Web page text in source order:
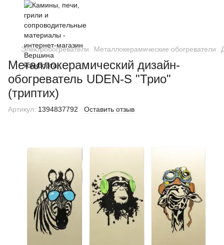
Электробогреватели Металлокерамические обогреватели
Металлокерамический дизайн-
обогреватель UDEN-S "Трио"
(триптих)
Артикул: 1394837792 Оставить отзыв